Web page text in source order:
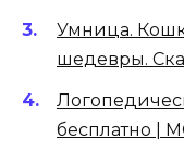
Умница.
шедевры.
бесплатно |